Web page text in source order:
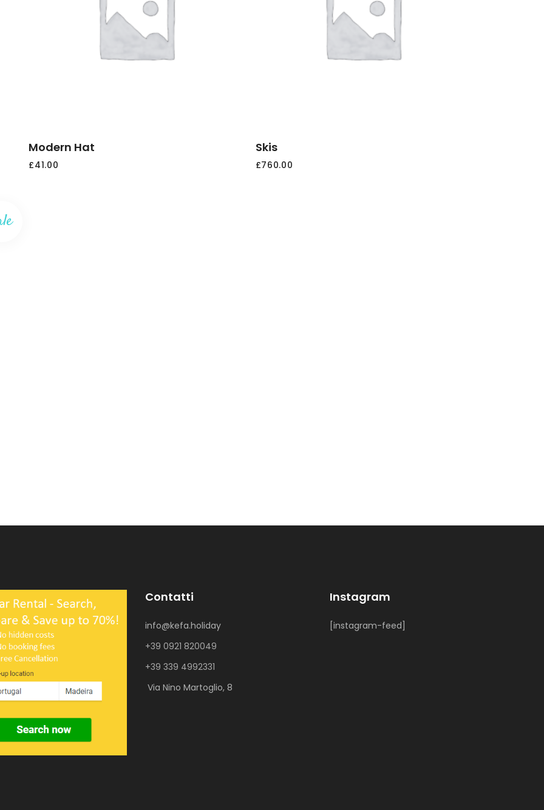
AGGIUNGI
CARRELLO
Modern Hat
£41.00
AGGIUNGI
CARRELLO
Skis
£760.00
Contatti
info@kefa.holiday
+39 0921 820049
+39 339 4992331
Via Nino Martoglio, 8
Instagram
[instagram-feed]